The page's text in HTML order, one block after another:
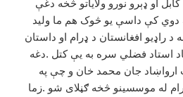
او ډېرو نورو ولایاتو څخه دغې
دوي کې داسې یو څوک هم ما ولید
د راډیو افغانستان د ډرام او داستان
استاد فضلي سره به یې کتل .دغه
جان محمد خان و چې په
له موسسینو څخه ګڼلای شو .زما